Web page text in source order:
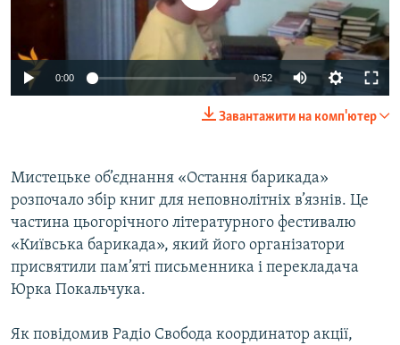
ВІДЕОУРОКИ «ELIFBE»
СВІДЧЕННЯ ОКУПАЦІЇ
ЯК ОБІЙТИ БЛОКУВАННЯ
Русский
Qırımtatar
Усі сайти RFE/RL
0:00 0:52
Завантажити на комп'ютер
Мистецьке об’єднання «Остання барикада»
розпочало збір книг для неповнолітніх в’язнів. Це
частина цьогорічного літературного фестивалю
«Київська барикада», який його організатори
присвятили пам’яті письменника і перекладача
Юрка Покальчука.
Як повідомив Радіо Свобода координатор акції,